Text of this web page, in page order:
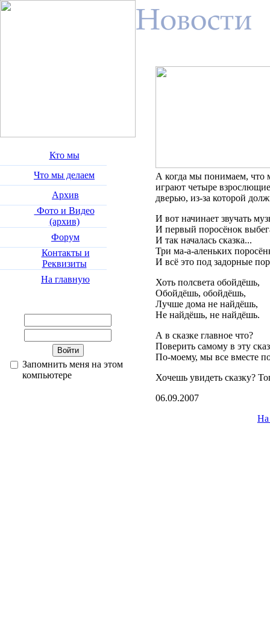
Кто мы
Что мы делаем
Архив
Фото и Видео
(архив)
Форум
Контакты и
Реквизиты
На главную
Запомнить меня на этом
компьютере
А когда мы понимаем, что
играют четыре
дверью, из-за которой
И вот начинает звучать
И первый поросёнок
И так началась сказка...
Три ма-а-аленьких
И всё это под задорные
Хоть полсвета обойдёшь,
Обойдёшь, обойдёшь,
Лучше дома не найдёшь,
Не найдёшь, не найдёшь.
А в сказке главное что?
Поверить самому в эту
По-моему, мы все вместе
Хочешь увидеть сказку?
06.09.2007
На